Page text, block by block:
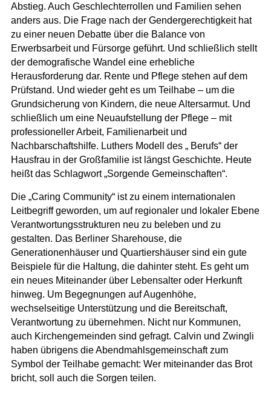
Abstieg. Auch Geschlechterrollen und Familien sehen
anders aus. Die Frage nach der Gendergerechtigkeit hat
zu einer neuen Debatte über die Balance von
Erwerbsarbeit und Fürsorge geführt. Und schließlich stellt
der demografische Wandel eine erhebliche
Herausforderung dar. Rente und Pflege stehen auf dem
Prüfstand. Und wieder geht es um Teilhabe – um die
Grundsicherung von Kindern, die neue Altersarmut. Und
schließlich um eine Neuaufstellung der Pflege – mit
professioneller Arbeit, Familienarbeit und
Nachbarschaftshilfe. Luthers Modell des „ Berufs“ der
Hausfrau in der Großfamilie ist längst Geschichte. Heute
heißt das Schlagwort „Sorgende Gemeinschaften“.
Die „Caring Community“ ist zu einem internationalen
Leitbegriff geworden, um auf regionaler und lokaler Ebene
Verantwortungsstrukturen neu zu beleben und zu
gestalten. Das Berliner Sharehouse, die
Generationenhäuser und Quartiershäuser sind ein gute
Beispiele für die Haltung, die dahinter steht. Es geht um
ein neues Miteinander über Lebensalter oder Herkunft
hinweg. Um Begegnungen auf Augenhöhe,
wechselseitige Unterstützung und die Bereitschaft,
Verantwortung zu übernehmen. Nicht nur Kommunen,
auch Kirchengemeinden sind gefragt. Calvin und Zwingli
haben übrigens die Abendmahlsgemeinschaft zum
Symbol der Teilhabe gemacht: Wer miteinander das Brot
bricht, soll auch die Sorgen teilen.